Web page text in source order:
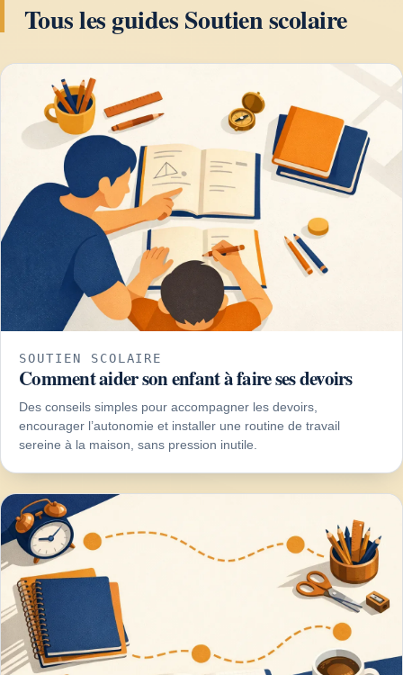
Tous les guides Soutien scolaire
SOUTIEN SCOLAIRE
Comment aider son enfant à faire ses devoirs
Des conseils simples pour accompagner les devoirs,
encourager l’autonomie et installer une routine de travail
sereine à la maison, sans pression inutile.